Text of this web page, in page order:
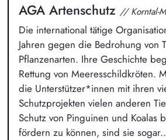
AGA Artenschutz // Korntal-
Die international tätige
Jahren gegen die Bedrohung von
Pflanzenarten. Ihre Geschichte
Rettung von Meeresschildkröten.
die Unterstützer*innen mit ihren
Schutzprojekten vielen anderen
Schutz von Pinguinen und Koalas
fördern zu können, sind sie